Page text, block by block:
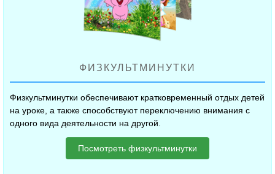
ФИЗКУЛЬТМИНУТКИ
Физкультминутки обеспечивают кратковременный отдых детей
на уроке, а также способствуют переключению внимания с
одного вида деятельности на другой.
Посмотреть физкультминутки